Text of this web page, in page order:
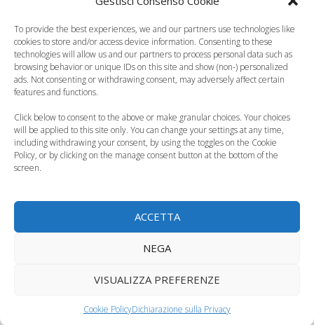
To provide the best experiences, we and our partners use technologies like
cookies to store and/or access device information. Consenting to these
technologies will allow us and our partners to process personal data such as
browsing behavior or unique IDs on this site and show (non-) personalized
ads. Not consenting or withdrawing consent, may adversely affect certain
features and functions.
Click below to consent to the above or make granular choices. Your choices
will be applied to this site only. You can change your settings at any time,
including withdrawing your consent, by using the toggles on the Cookie
Policy, or by clicking on the manage consent button at the bottom of the
screen.
ACCETTA
NEGA
VISUALIZZA PREFERENZE
Cookie PolicyDichiarazione sulla Privacy
Maionchi è la voce aMamà Coco,Valentina
LodovinidiMamà,Matilda De AngelisdiTia
Victoria eMichele Braviinterpreta il brano nei titoli di
coda “Ricordami (Solo)”.
PHOTO CREDITS | INSTAGRAM
Leggi anche:
Sky, arriva il canale
Frozen - Il regno del